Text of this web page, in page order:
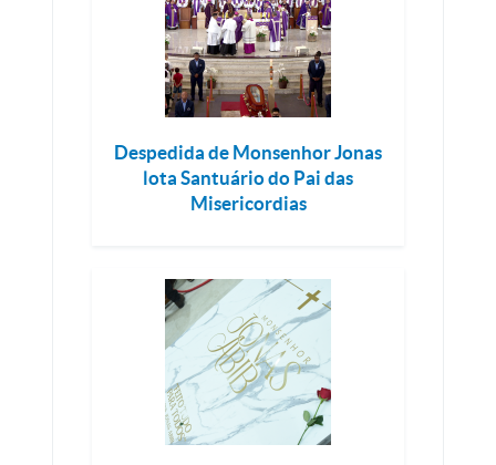
Despedida de Monsenhor Jonas
lota Santuário do Pai das
Misericordias